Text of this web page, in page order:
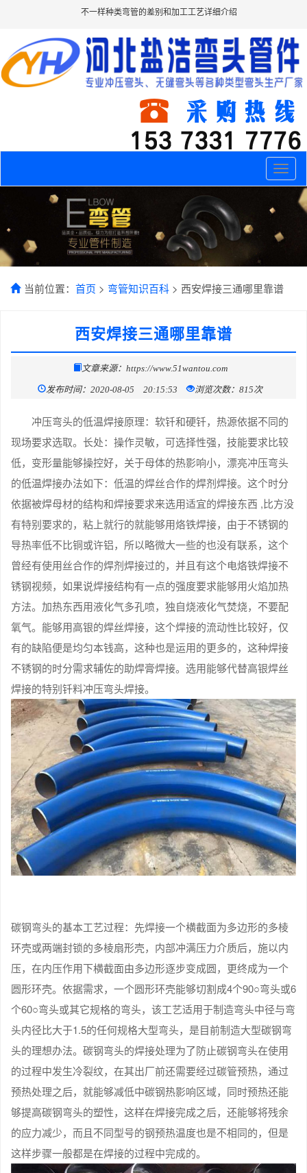
不一样种类弯管的差别和加工工艺详细介绍
Toggle
当前位置： 首页 > 弯管知识百科 > 西安焊接三通哪里靠谱
西安焊接三通哪里靠谱
文章来源：https://www.51wantou.com
发布时间：2020-08-05 20:15:53 浏览次数：815次
冲压弯头的低温焊接原理：软钎和硬钎，热源依据不同的
现场要求选取。长处：操作灵敏，可选择性强，技能要求比较
低，变形量能够操控好，关于母体的热影响小，漂亮冲压弯头
的低温焊接办法如下：低温的焊丝合作的焊剂焊接。这个时分
依据被焊母材的结构和焊接要求来选用适宜的焊接东西 ,比方没
有特别要求的，粘上就行的就能够用烙铁焊接，由于不锈钢的
导热率低不比铜或许铝，所以略微大一些的也没有联系，这个
曾经有使用丝合作的焊剂焊接过的，并且有这个电烙铁焊接不
锈钢视频，如果说焊接结构有一点的强度要求能够用火焰加热
方法。加热东西用液化气多孔喷，独自烧液化气焚烧，不要配
氧气。能够用高银的焊丝焊接，这个焊接的流动性比较好，仅
有的缺陷便是均匀本钱高，这种也是运用的更多的，这种焊接
不锈钢的时分需求辅佐的助焊膏焊接。选用能够代替高银焊丝
焊接的特别钎料冲压弯头焊接。
碳钢弯头的基本工艺过程：先焊接一个横截面为多边形的多棱
环壳或两端封锁的多棱扇形壳，内部冲满压力介质后，施以内
压，在内压作用下横截面由多边形逐步变成圆，更终成为一个
圆形环壳。依据需求，一个圆形环壳能够切割成4个90○弯头或6
个60○弯头或其它规格的弯头，该工艺适用于制造弯头中径与弯
头内径比大于1.5的任何规格大型弯头，是目前制造大型碳钢弯
头的理想办法。碳钢弯头的焊接处理为了防止碳钢弯头在使用
的过程中发生冷裂纹，在其出厂前还需要经过碳管预热，通过
预热处理之后，就能够减低中碳钢热影响区域，同时预热还能
够提高碳钢弯头的塑性，这样在焊接完成之后，还能够将残余
的应力减少，而且不同型号的钢预热温度也是不相同的，但是
这样步骤一般都是在焊接的过程中完成的。